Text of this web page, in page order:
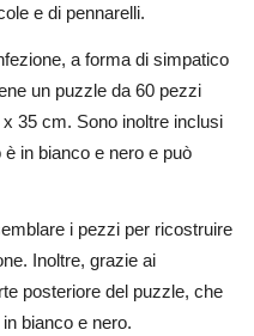
e di pennarelli.
a forma di simpatico
un puzzle da 60 pezzi
35 cm. Sono inoltre inclusi
in bianco e nero e può
i pezzi per ricostruire
Inoltre, grazie ai
posteriore del puzzle, che
bianco e nero.